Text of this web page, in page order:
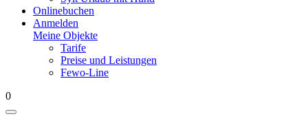
Onlinebuchen
Anmelden
Meine Objekte
Tarife
Preise und Leistungen
Fewo-Line
0